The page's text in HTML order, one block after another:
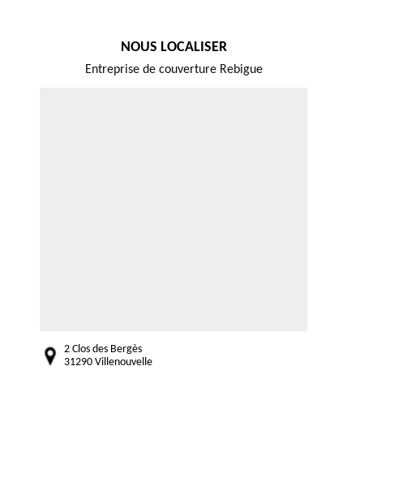
NOUS LOCALISER
Entreprise de couverture Rebigue
2 Clos des Bergès
31290 Villenouvelle